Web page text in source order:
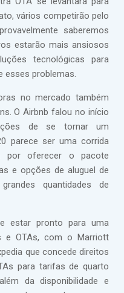
vários competirão pelo
saberemos
estarão mais ansiosos
tecnológicas para
esses problemas.
no mercado também
O Airbnb falou no início
de se tornar um
parece ser uma corrida
por oferecer o pacote
e opções de aluguel de
quantidades de
estar pronto para uma
e OTAs, com o Marriott
que concede direitos
para tarifas de quarto
da disponibilidade e